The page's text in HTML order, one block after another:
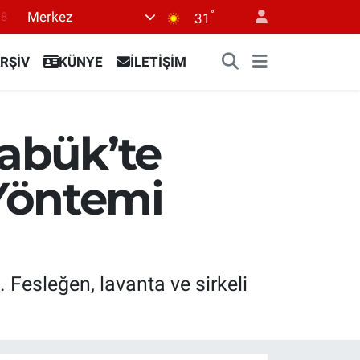
Merkez 31 °
KÜNYE İLETİŞİM
Fesleğen, lavanta ve sirkeli